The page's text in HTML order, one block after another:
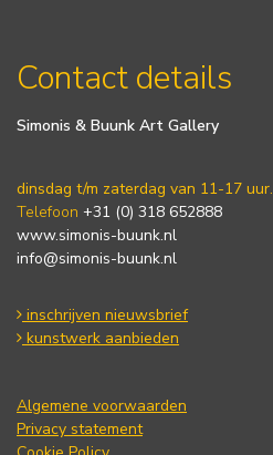
Contact details
Simonis & Buunk Art Gallery
dinsdag t/m zaterdag van 11-17 uur.
Telefoon +31 (0) 318 652888
www.simonis-buunk.nl
info@simonis-buunk.nl
inschrijven nieuwsbrief
kunstwerk aanbieden
Algemene voorwaarden
Privacy statement